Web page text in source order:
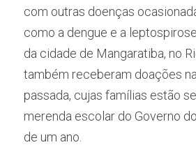
com outras doenças
como a dengue e a
da cidade de Mangaratiba, no
também receberam doações
passada, cujas famílias estão
merenda escolar do Governo
de um ano.